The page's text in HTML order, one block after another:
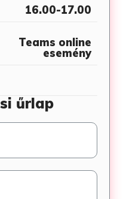
16.00-17.00
Teams online
esemény
űrlap